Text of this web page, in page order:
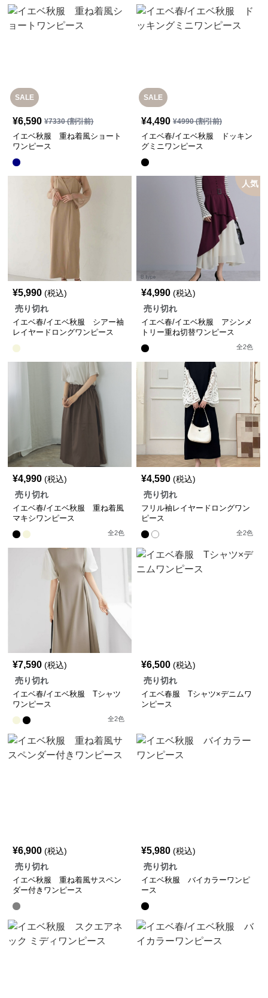
SALE
¥6,590 ¥7330(割引前)
イエベ秋服 重ね着風ショート
ワンピース
SALE
¥4,490 ¥4990(割引前)
イエベ春/イエベ秋服 ドッキン
グミニワンピース
¥5,990 (税込)
売り切れ
イエベ春/イエベ秋服 シアー袖
レイヤードロングワンピース
人気
¥4,990 (税込)
売り切れ
イエベ春/イエベ秋服 アシンメ
トリー重ね切替ワンピース
全2色
¥4,990 (税込)
売り切れ
イエベ春/イエベ秋服 重ね着風
マキシワンピース
全2色
¥4,590 (税込)
売り切れ
フリル袖レイヤードロングワン
ピース
全2色
¥7,590 (税込)
売り切れ
イエベ春/イエベ秋服 Tシャツ
ワンピース
全2色
¥6,500 (税込)
売り切れ
イエベ春服 Tシャツ×デニムワ
ンピース
¥6,900 (税込)
売り切れ
イエベ秋服 重ね着風サスペン
ダー付きワンピース
¥5,980 (税込)
売り切れ
イエベ秋服 バイカラーワンピ
ース